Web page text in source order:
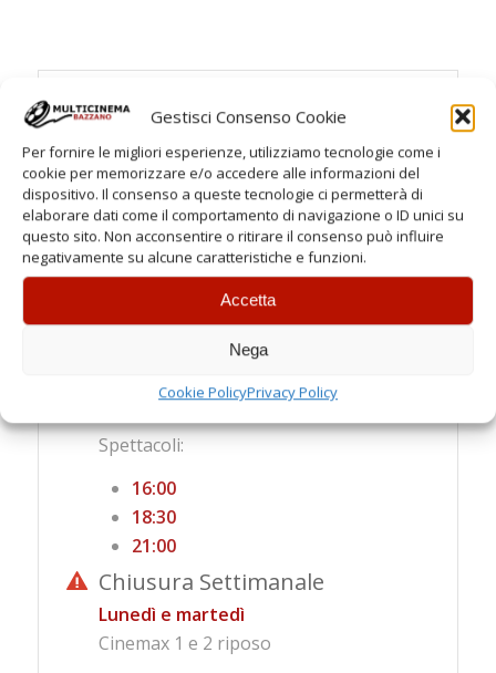
Gestisci Consenso Cookie
Per fornire le migliori esperienze, utilizziamo tecnologie come i
cookie per memorizzare e/o accedere alle informazioni del
dispositivo. Il consenso a queste tecnologie ci permetterà di
elaborare dati come il comportamento di navigazione o ID unici su
questo sito. Non acconsentire o ritirare il consenso può influire
negativamente su alcune caratteristiche e funzioni.
Accetta
Nega
Cookie PolicyPrivacy Policy
Feriali
Spettacoli:
21:00
Sabato
Spettacoli:
16:00
18:30
21:00
Chiusura Settimanale
Lunedì e martedì
Cinemax 1 e 2 riposo